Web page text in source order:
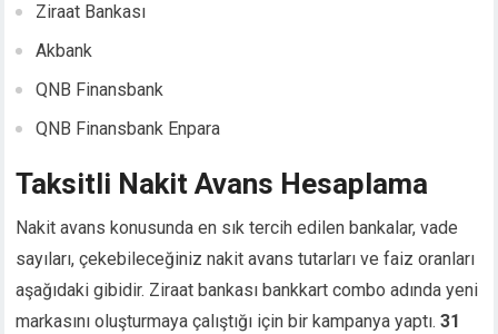
panel
panel
panel
panel
panel
panel
panel
satın al
Ziraat Bankası
Akbank
QNB Finansbank
QNB Finansbank Enpara
Taksitli Nakit Avans Hesaplama
Nakit avans konusunda en sık tercih edilen bankalar, vade
sayıları, çekebileceğiniz nakit avans tutarları ve faiz oranları
aşağıdaki gibidir. Ziraat bankası bankkart combo adında yeni
markasını oluşturmaya çalıştığı için bir kampanya yaptı.31